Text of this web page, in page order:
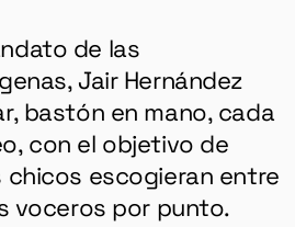
de las
Jair Hernández
bastón en mano, cada
con el objetivo de
chicos escogieran entre
voceros por punto.